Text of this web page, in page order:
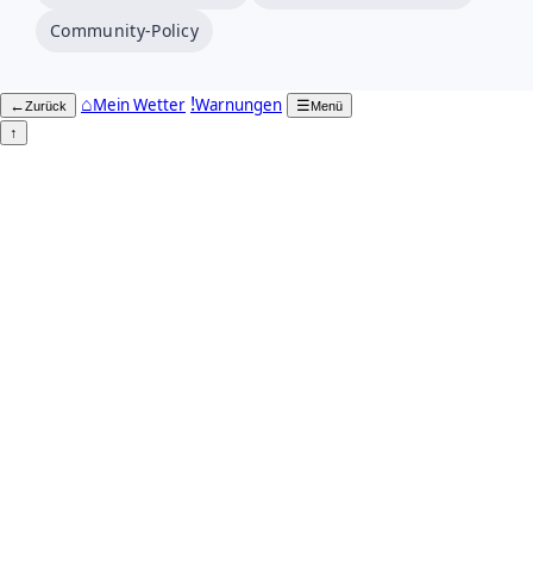
Community-Policy
←Zurück ⌂Mein Wetter !Warnungen ☰Menü
↑